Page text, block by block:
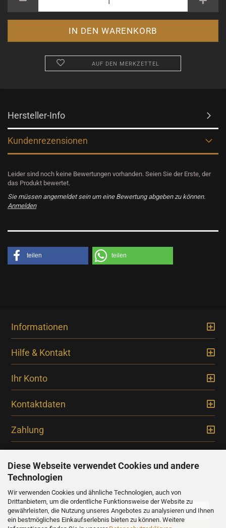
Diese Webseite verwendet Cookies und andere
Technologien
Wir verwenden Cookies und ähnliche Technologien, auch von
Drittanbietern, um die ordentliche Funktionsweise der Website zu
gewährleisten, die Nutzung unseres Angebotes zu analysieren und Ihnen
ein bestmögliches Einkaufserlebnis bieten zu können. Weitere
AUF DEN MERKZETTEL
Hersteller-Info
Kundenrezensionen
Leider sind noch keine Bewertungen vorhanden. Seien Sie der Erste, der
das Produkt bewertet.
Sie müssen angemeldet sein um eine Bewertung abgeben zu können.
Anmelden
teilen teilen
Informationen
Hilfe & Kontakt
Ihr Konto
Kontaktdaten
Zahlung
Newsletter